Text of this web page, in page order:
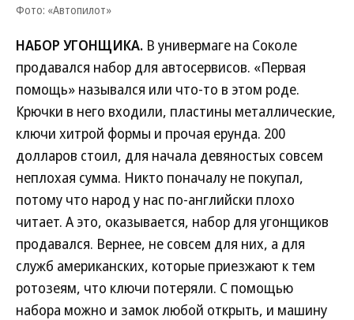
Фото: «Автопилот»
НАБОР УГОНЩИКА. В универмаге на Соколе
продавался набор для автосервисов. «Первая
помощь» назывался или что-то в этом роде.
Крючки в него входили, пластины металлические,
ключи хитрой формы и прочая ерунда. 200
долларов стоил, для начала девяностых совсем
неплохая сумма. Никто поначалу не покупал,
потому что народ у нас по-английски плохо
читает. А это, оказывается, набор для угонщиков
продавался. Вернее, не совсем для них, а для
служб американских, которые приезжают к тем
ротозеям, что ключи потеряли. С помощью
набора можно и замок любой открыть, и машину